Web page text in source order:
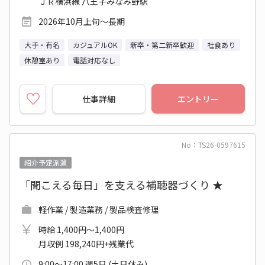
2026年10月上旬～長期
大手・有名 カジュアルOK 新卒・第二新卒歓迎
社食あり
休憩室あり
電話対応なし
仕事詳細 エントリー
No：TS26-0597615
紹介予定派遣
「聞こえる毎日」を支える補聴器づくり ★
軽作業 / 製造業務 / 製品検査修理
時給 1,400円～1,400円
月収例 198,240円+残業代